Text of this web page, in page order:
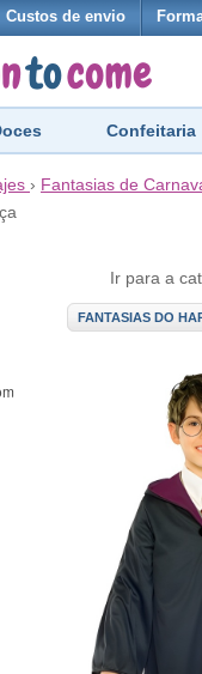
Custos de envio
Confeitaria
› Fantasias de
Ir para a
FANTASIAS DO